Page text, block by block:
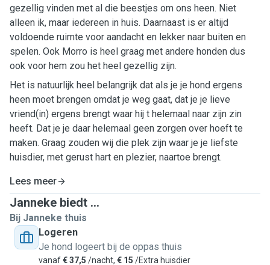
gezellig vinden met al die beestjes om ons heen. Niet
alleen ik, maar iedereen in huis. Daarnaast is er altijd
voldoende ruimte voor aandacht en lekker naar buiten en
spelen. Ook Morro is heel graag met andere honden dus
ook voor hem zou het heel gezellig zijn.
Het is natuurlijk heel belangrijk dat als je je hond ergens
heen moet brengen omdat je weg gaat, dat je je lieve
vriend(in) ergens brengt waar hij t helemaal naar zijn zin
heeft. Dat je je daar helemaal geen zorgen over hoeft te
maken. Graag zouden wij die plek zijn waar je je liefste
huisdier, met gerust hart en plezier, naartoe brengt.
Lees meer
Janneke biedt ...
Bij Janneke thuis
Logeren
Je hond logeert bij de oppas thuis
vanaf€ 37,5 /nacht, € 15 /Extra huisdier